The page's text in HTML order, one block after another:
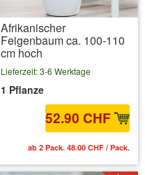
Afrikanischer
Feigenbaum ca. 100-110
cm hoch
Lieferzeit: 3-6 Werktage
1 Pflanze
52.90 CHF
ab 2 Pack. 48.00 CHF / Pack.